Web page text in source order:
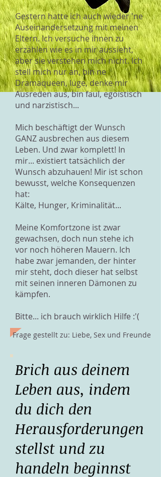
Gestern hatte ich auch wieder 'ne
Auseinandersetzung mit meinen
Eltern. Ich versuche ihnen zu
erzählen wie es in mir aussieht,
aber sie verstehen mich nicht. Ich
stell mich nur an, bin ne
Dramaqueen, lüge, denke mir
Ausreden aus, bin faul, egoistisch
und narzistisch...
Mich beschäftigt der Wunsch
GANZ ausbrechen aus diesem
Leben. Und zwar komplett! In
mir... existiert tatsächlich der
Wunsch abzuhauen! Mir ist schon
bewusst, welche Konsequenzen
hat:
Kälte, Hunger, Kriminalität...
Meine Komfortzone ist zwar
gewachsen, doch nun stehe ich
vor noch höheren Mauern. Ich
habe zwar jemanden, der hinter
mir steht, doch dieser hat selbst
mit seinen inneren Dämonen zu
kämpfen.
Bitte... ich brauch wirklich Hilfe :'(
Frage gestellt zu: Liebe, Sex und Freunde
Brich aus deinem
Leben aus, indem
du dich den
Herausforderungen
stellst und zu
handeln beginnst